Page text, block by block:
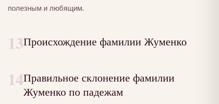
полезным и любящим.
13Происхождение фамилии Жуменко
14Правильное склонение фамилии
Жуменко по падежам